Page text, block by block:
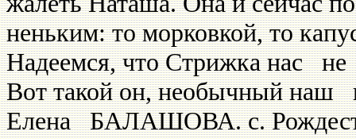
неньким: то морковкой, то
Надеемся, что Стрижка нас не
Вот такой он, необычный наш
Елена БАЛАШОВА. с.